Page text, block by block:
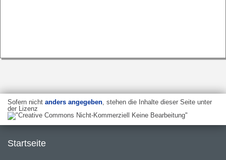
Sofern nicht anders angegeben, stehen die Inhalte dieser Seite unter
der Lizenz
Startseite